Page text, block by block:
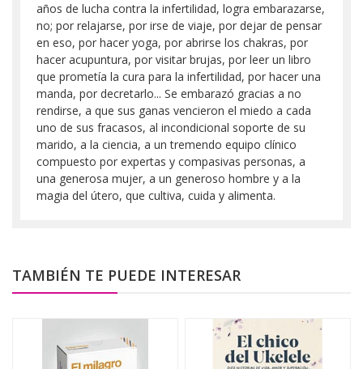
años de lucha contra la infertilidad, logra embarazarse,
no; por relajarse, por irse de viaje, por dejar de pensar
en eso, por hacer yoga, por abrirse los chakras, por
hacer acupuntura, por visitar brujas, por leer un libro
que prometía la cura para la infertilidad, por hacer una
manda, por decretarlo... Se embarazó gracias a no
rendirse, a que sus ganas vencieron el miedo a cada
uno de sus fracasos, al incondicional soporte de su
marido, a la ciencia, a un tremendo equipo clínico
compuesto por expertas y compasivas personas, a
una generosa mujer, a un generoso hombre y a la
magia del útero, que cultiva, cuida y alimenta.
TAMBIÉN TE PUEDE INTERESAR